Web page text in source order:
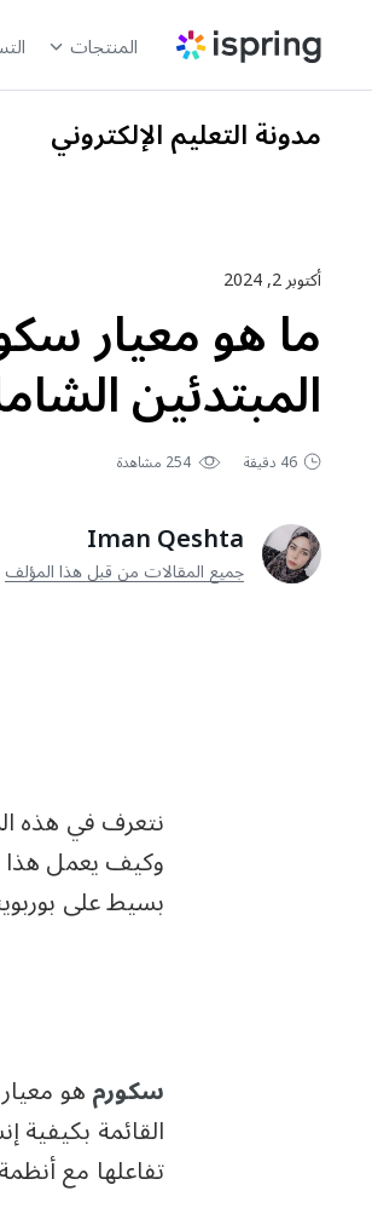
المنتجات
مدونة التعليم الإلكتروني
أكتوبر 2, 2024
ما هو معيار
المبتدئين الشامل
46 دقيقة 254 مشاهدة
Iman Qeshta
جميع المقالات من قبل هذا المؤلف
نتعرف في هذه
وكيف يعمل هذا
بسيط على
سكورمهو
القائمة
تفاعلها مع